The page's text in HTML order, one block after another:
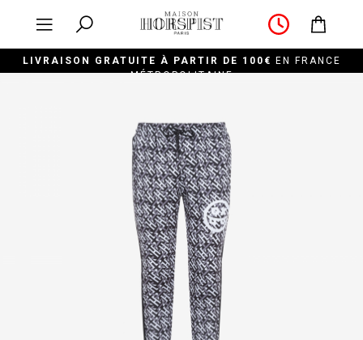
LIVRAISON GRATUITE À PARTIR DE 100€
EN FRANCE
MÉTROPOLITAINE